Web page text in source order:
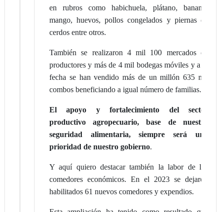
en rubros como habichuela, plátano, banano,
mango, huevos, pollos congelados y piernas de
cerdos entre otros.
También se realizaron 4 mil 100 mercados de
productores y más de 4 mil bodegas móviles y a la
fecha se han vendido más de un millón 635 mil
combos beneficiando a igual número de familias.
El apoyo y fortalecimiento del sector
productivo agropecuario, base de nuestra
seguridad alimentaria, siempre será una
prioridad de nuestro gobierno.
Y aquí quiero destacar también la labor de los
comedores económicos. En el 2023 se dejaron
habilitados 61 nuevos comedores y expendios.